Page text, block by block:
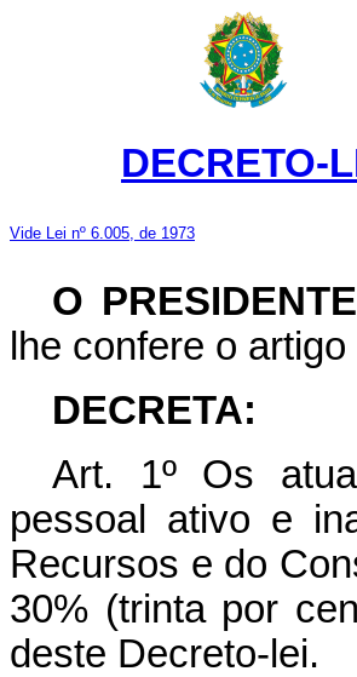
DECRETO-
Vide Lei nº 6.005, de 1973
O
lhe confere o
DECRETA:
Art. 1º Os
pessoal ativo e
Recursos e do
30% (trinta por
deste Decreto-lei.